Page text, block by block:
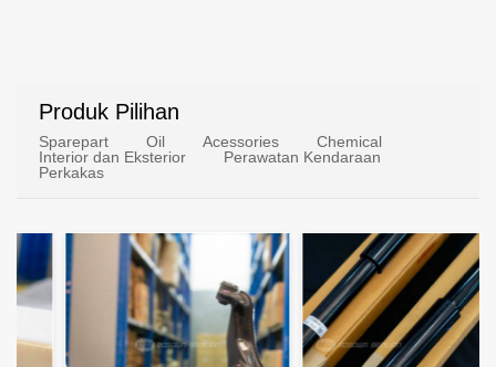
Produk Pilihan
Sparepart Oil Acessories
Chemical
Interior dan Eksterior
Perawatan Kendaraan
Perkakas